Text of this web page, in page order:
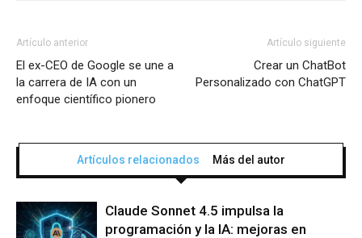
Artículo anterior
El ex-CEO de Google se une a
la carrera de IA con un
enfoque científico pionero
Artículo siguiente
Crear un ChatBot
Personalizado con ChatGPT
Artículos relacionados Más del autor
Claude Sonnet 4.5 impulsa la
programación y la IA: mejoras en